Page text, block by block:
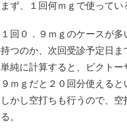
まず、１回何ｍｇで使ってい
１回０．９ｍｇのケースが
持つのか、次回受診予定日ま
単純に計算すると、ビクト
９ｍｇだと２０回分使えると
しかし空打ちも行うので、
る。